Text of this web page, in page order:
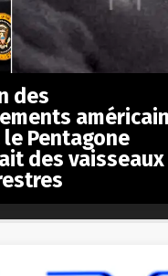
des
Pentagone
des vaisseaux